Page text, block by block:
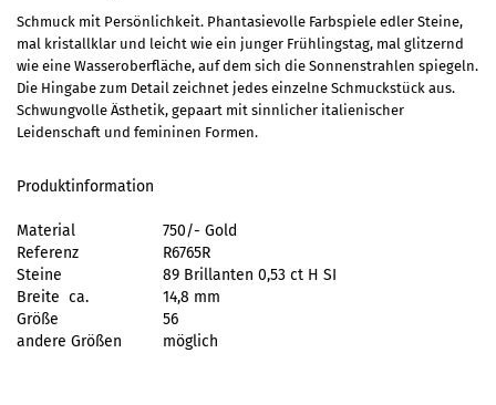
Schmuck mit Persönlichkeit. Phantasievolle Farbspiele edler Steine,
mal kristallklar und leicht wie ein junger Frühlingstag, mal glitzernd
wie eine Wasseroberfläche, auf dem sich die Sonnenstrahlen spiegeln.
Die Hingabe zum Detail zeichnet jedes einzelne Schmuckstück aus.
Schwungvolle Ästhetik, gepaart mit sinnlicher italienischer
Leidenschaft und femininen Formen.
Produktinformation
Material
750/- Gold
Referenz
R6765R
Steine
89 Brillanten 0,53 ct H SI
Breite ca.
14,8 mm
Größe
56
andere Größen
möglich